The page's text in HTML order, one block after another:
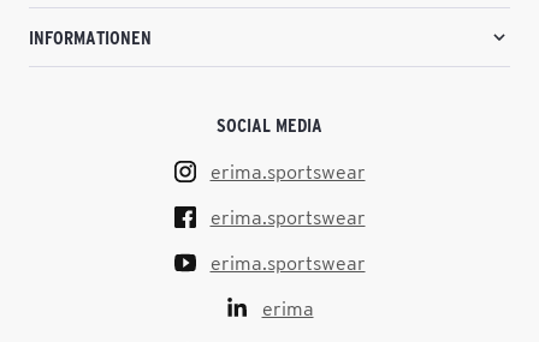
INFORMATIONEN
SOCIAL MEDIA
erima.sportswear
erima.sportswear
erima.sportswear
erima